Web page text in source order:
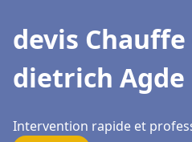
devis
dietrich Agde
Intervention rapide et